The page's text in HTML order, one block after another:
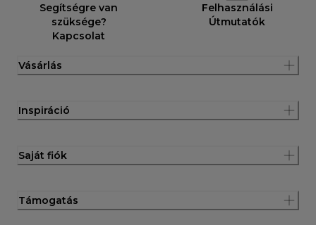
Segítségre van
szüksége?
Kapcsolat
Felhasználási
Útmutatók
Vásárlás
Inspiráció
Saját fiók
Támogatás